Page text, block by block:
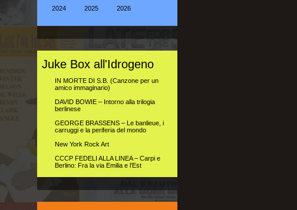
2024 2025 2026
Juke Box all'Idrogeno
IN MORTE DI S.B. (Canzone per un
amico immaginario)
DAVID BOWIE – Intorno alla trilogia
berlinese
GEORGE BRASSENS – Le banlieue, i
carruggi e la periferia del mondo
New York Rock Art
CCCP FEDELI ALLA LINEA – Carpi e
Berlino: Fra la via Emilia e l’Est